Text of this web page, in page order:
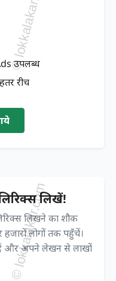
उपलब्ध
रीच
लिखें!
लिखने का शौक
लोगों तक पहुँचें।
और अपने लेखन से लाखों